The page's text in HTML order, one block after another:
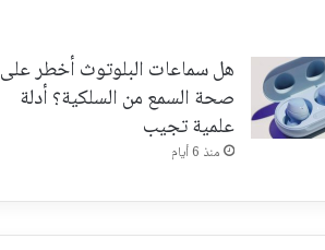
هل سماعات البلوتوث أخطر على
صحة السمع من السلكية؟ أدلة
علمية تجيب
منذ 6 أيام